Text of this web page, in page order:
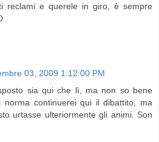
reclami e querele in giro, è sempre
03, 2009 1:12:00 PM
sia qui che lì, ma non so bene
norma continuerei qui il dibattito, ma
urtasse ulteriormente gli animi. Son